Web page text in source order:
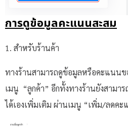
การดูข้อมูลคะแนนสะสม
1. สำหรับร้านค้า
ทางร้านสามารถดูข้อมูลหรือคะแนนข
เมนู “ลูกค้า” อีกทั้งทางร้านยังสามา
ได้เองเพิ่มเติม ผ่านเมนู “เพิ่ม/ลดคะ